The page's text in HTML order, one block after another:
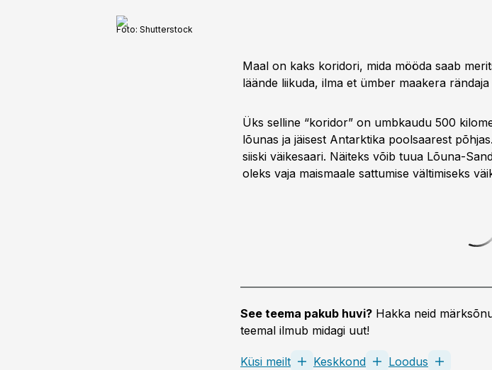
Foto: Shutterstock
Maal on kaks koridori, mida mööda saab
läände liikuda, ilma et ümber maakera rändaja
Üks selline “koridor” on umbkaudu 500
lõunas ja jäisest Antarktika poolsaarest
siiski väikesaari. Näiteks võib tuua Lõuna-
oleks vaja maismaale sattumise vältimiseks
See teema pakub huvi? Hakka neid
teemal ilmub midagi uut!
Küsi meilt Keskkond Loodus